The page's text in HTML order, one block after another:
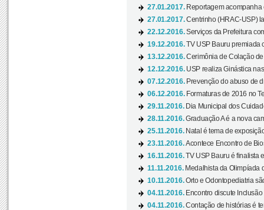
27.01.2017. Reportagem
27.01.2017.Centrinho (HRAC-USP)
22.12.2016.Serviços da Prefeitura
19.12.2016.TV USP Bauru premiada
13.12.2016.Cerimônia de Colação
12.12.2016. USP realiza Ginástica
07.12.2016. Prevenção do abuso de
06.12.2016. Formaturas de 2016 no
29.11.2016. Dia Municipal dos
28.11.2016.Graduação A é a nova
25.11.2016. Natal é tema de
23.11.2016.Acontece Encontro de
16.11.2016.TV USP Bauru é finalista
11.11.2016. Medalhista da Olimpíada
10.11.2016.Orto e Odontopediatria
04.11.2016. Encontro discute
04.11.2016.Contação de histórias é